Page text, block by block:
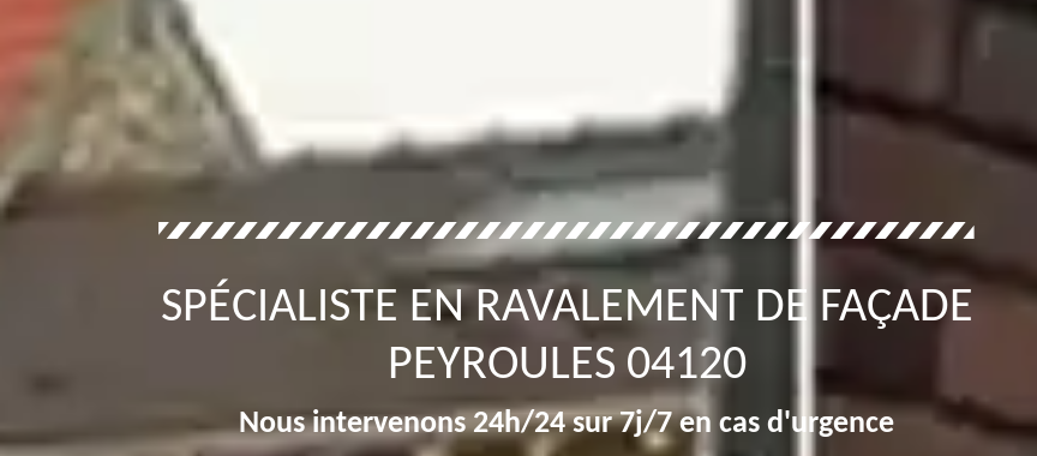
SPÉCIALISTE EN RAVALEMENT DE FAÇADE
PEYROULES 04120
Nous intervenons 24h/24 sur 7j/7 en cas d'urgence